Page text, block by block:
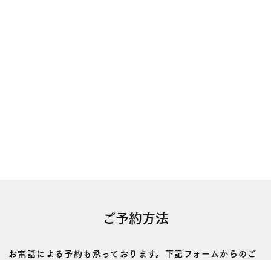
ご予約方法
お電話による予約も承っております。下記フォームからのご